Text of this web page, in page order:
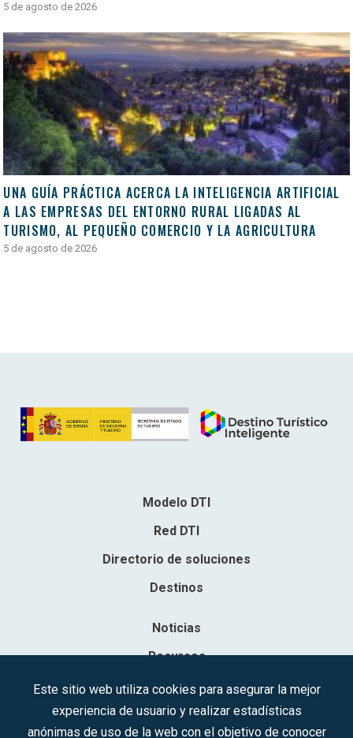
5 de agosto de 2026
UNA GUÍA PRÁCTICA ACERCA LA INTELIGENCIA ARTIFICIAL
A LAS EMPRESAS DEL ENTORNO RURAL LIGADAS AL
TURISMO, AL PEQUEÑO COMERCIO Y LA AGRICULTURA
5 de agosto de 2026
Modelo DTI
Red DTI
Directorio de soluciones
Destinos
Noticias
Recursos
Contacto
Sociedad Mercantil Estatal para la Gestión de la Innovación y las
Este sitio web utiliza cookies para asegurar la mejor
experiencia de usuario y realizar estadísticas
anónimas de uso de la web con el objetivo de conocer